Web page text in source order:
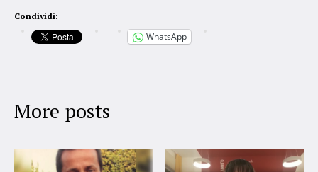
Condividi:
WhatsApp
More posts